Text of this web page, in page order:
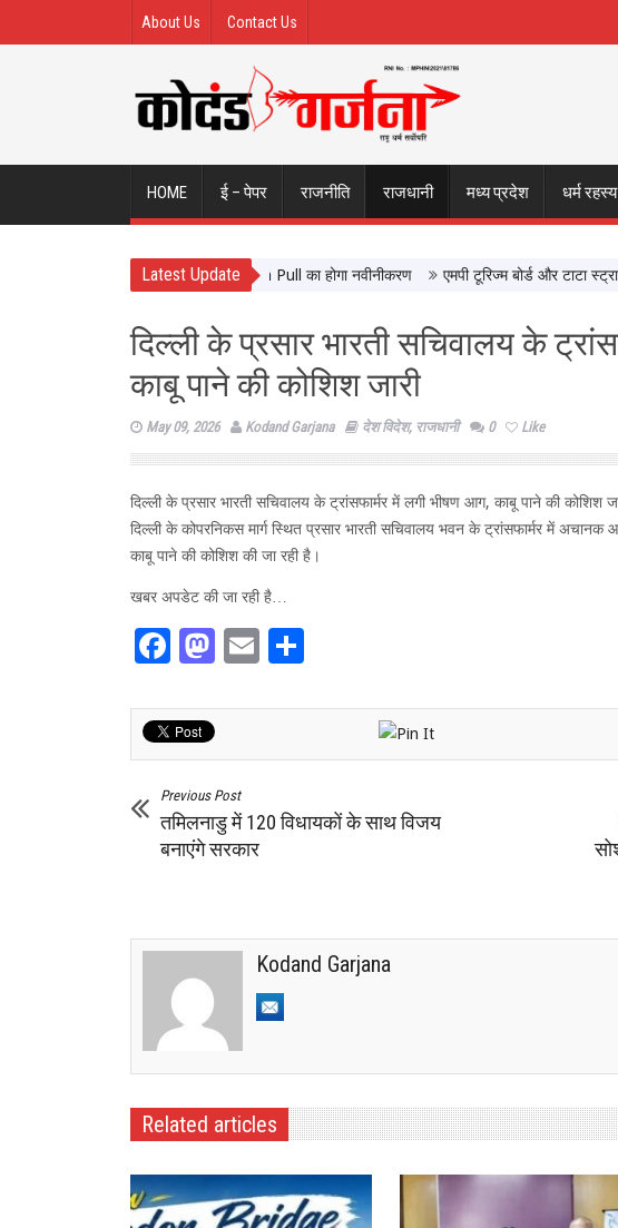
About Us Contact Us
HOME ई – पेपर राजनीति राजधानी मध्य प्रदेश धर्म रहस्य
Latest Update
वालों को मिलेगी बेहतर सुविधा, Hidden Pull का होगा नवीनीकरण एमपी टूरिज्म बोर्ड और टाटा स्ट्राइव
दिल्ली के प्रसार भारती सचिवालय के
काबू पाने की कोशिश जारी
May 09, 2026 Kodand Garjana देश विदेश, राजधानी 0 Like
दिल्ली के प्रसार भारती सचिवालय के ट्रांसफार्मर में लगी भीषण आग, काबू पाने की कोशिश
दिल्ली के कोपरनिकस मार्ग स्थित प्रसार भारती सचिवालय भवन के ट्रांसफार्मर में
काबू पाने की कोशिश की जा रही है।
खबर अपडेट की जा रही है…
Facebook
Mastodon
Email
Previous Post
तमिलनाडु में 120 विधायकों के साथ विजय
बनाएंगे सरकार
Kodand Garjana
Related articles